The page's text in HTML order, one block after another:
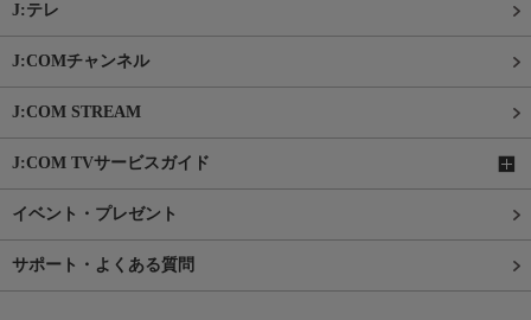
J:テレ
J:COMチャンネル
J:COM STREAM
J:COM TVサービスガイド
イベント・プレゼント
サポート・よくある質問